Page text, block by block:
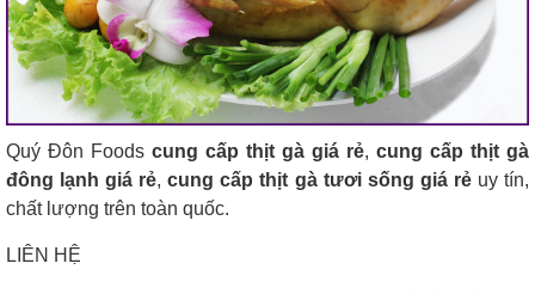
Quý Đôn Foods cung cấp thịt gà giá rẻ, cung cấp thịt gà
đông lạnh giá rẻ,cung cấp thịt gà tươi sống giá rẻuy tín,
chất lượng trên toàn quốc.
LIÊN HỆ